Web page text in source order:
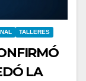
TALLERES
LA